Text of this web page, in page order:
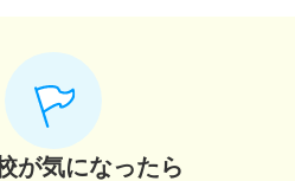
が気になったら